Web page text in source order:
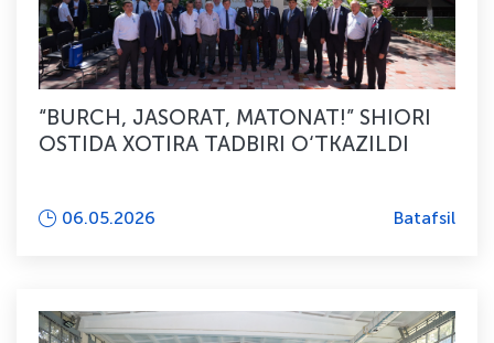
“BURCH, JASORAT, MATONAT!” SHIORI
OSTIDA XOTIRA TADBIRI O‘TKAZILDI
06.05.2026 Batafsil